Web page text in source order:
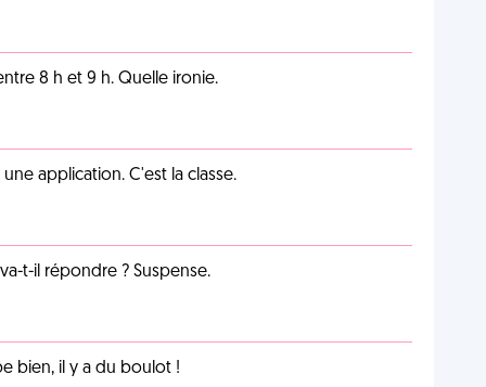
8 h et 9 h. Quelle ironie.
application. C'est la classe.
t-il répondre ? Suspense.
bien, il y a du boulot !